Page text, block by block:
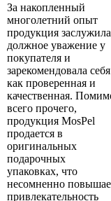
За накопленный
многолетний опыт
продукция заслужила
должное уважение у
покупателя и
зарекомендовала себя
как проверенная и
качественная.
всего прочего,
продукция MosPel
продается в
оригинальных
подарочных
упаковках, что
несомненно
привлекательность